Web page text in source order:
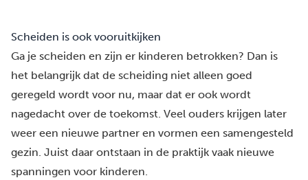
Scheiden is ook vooruitkijken
Ga je scheiden en zijn er kinderen betrokken? Dan is
het belangrijk dat de scheiding niet alleen goed
geregeld wordt voor nu, maar dat er ook wordt
nagedacht over de toekomst. Veel ouders krijgen later
weer een nieuwe partner en vormen een samengesteld
gezin. Juist daar ontstaan in de praktijk vaak nieuwe
spanningen voor kinderen.